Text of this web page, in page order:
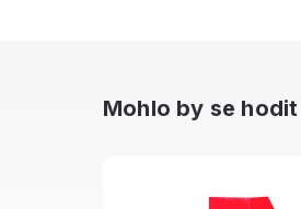
Mohlo by se hodit